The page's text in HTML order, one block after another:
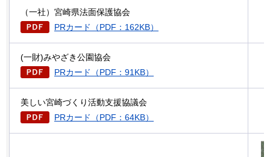
（一社）宮崎県法面保護協会
PRカード（PDF：162KB）
(一財)みやざき公園協会
PRカード（PDF：91KB）
美しい宮崎づくり活動支援協議会
PRカード（PDF：64KB）